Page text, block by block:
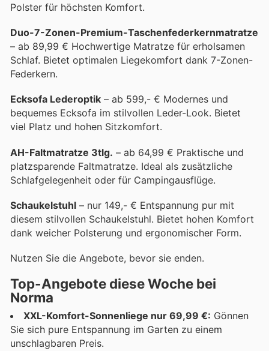
Polster für höchsten Komfort.
Duo-7-Zonen-Premium-Taschenfederkernmatratze
– ab 89,99 € Hochwertige Matratze für erholsamen
Schlaf. Bietet optimalen Liegekomfort dank 7-Zonen-
Federkern.
Ecksofa Lederoptik – ab 599,- € Modernes und
bequemes Ecksofa im stilvollen Leder-Look. Bietet
viel Platz und hohen Sitzkomfort.
AH-Faltmatratze 3tlg. – ab 64,99 € Praktische und
platzsparende Faltmatratze. Ideal als zusätzliche
Schlafgelegenheit oder für Campingausflüge.
Schaukelstuhl – nur 149,- € Entspannung pur mit
diesem stilvollen Schaukelstuhl. Bietet hohen Komfort
dank weicher Polsterung und ergonomischer Form.
Nutzen Sie die Angebote, bevor sie enden.
Top-Angebote diese Woche bei
Norma
XXL-Komfort-Sonnenliege nur 69,99 €: Gönnen
Sie sich pure Entspannung im Garten zu einem
unschlagbaren Preis.